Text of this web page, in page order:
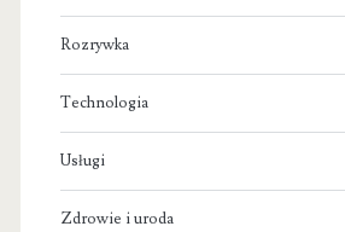
Rozrywka
Technologia
Usługi
Zdrowie i uroda